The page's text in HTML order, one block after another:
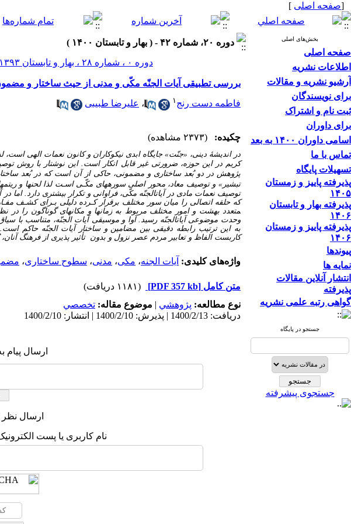
[صفحه اصلی ]
بخش‌های اصلی
صفحه اصلی
اطلاعات نشریه
آرشیو نشریه و مقالات
برای نویسندگان
ثبت نام و اشتراک
برای داوران
اسامی داوران ۱۴۰۰ به بعد
تماس با ما
تسهیلات پایگاه
پذیرفته پاییز و زمستان
۱۴۰۵
پذیرفته بهار و تابستان
۱۴۰۶
پذیرفته پاییز و زمستان
۱۴۰۶
پیوندها
نمایه ها
انتشار آنلاین مقالات
پذیرفته
گواهی رتبه علمی نشریه
جستجو در پایگاه
جستجوی پیشرفته
دوره ۲۰، شماره ۴۲ - ( بهار و تابستان ۱۴۰۰ )
دوره ۰ ، شماره ۲۸ ، بهار و تابستان ۱۳۹۳
بررسی تطبیقی آیات الجنّه مکّی و مدنی از حیث ساختار و
فاطمه دست رنج ۱ ، علیرضا طبیبی
چکیده: (۲۳۷۳ مشاهده)
در اندیشۀ دینی، «جنّت»جایگاه ابدی نیکوکاران و کانون نعمات الهی است،
کریم در این حوزه، ضرورتی غیر قابل انکار است. این نوشتار با روش
پژوهش در دو بُعد ساختاری و مضمونی، حاکی از آن است که در بُعد
تبشیر » و توصیف معاد، محور اصلی سوره­های مکّـی اسـت لذا لحنها و
توصیف نعمات مادی در آیات­الجنّه مکّی، فراوانی و تکرار بیشتری دارد. اما
که حلقه اتصالی را میان سور مختلف برقرار کـرده دلیلی بـرای کشـف
متعدد بهشت و امور مختلف مربوط به زمان­ها و مکان­های گوناگون را در
وحدت موضوعی آیات­الجنّه رسید. آوا و موسیقی آیات الجنّه، متناسب
به این ترتیب رابطه دقیقی بین مضامین و ساختار آیات الجنّه حاکم
کاربست الفاظ و تعابیر مردم عصر نزول و بدون تأثیر پذیری از فرهنگ
واژه‌های کلیدی: آیات الجنه، مکی، مدنی، سطوح ساختاری،
متن کامل [PDF 357 kb]
(۱۱۸۱ دریافت)
نوع مطالعه: پژوهشي | موضوع مقاله: تخصصي
دریافت: 1400/2/13 | پذیرش: 1400/2/10 | انتشار: 1400/2/10
ارسال پیام
ارسال نظر
نام کاربری یا پست